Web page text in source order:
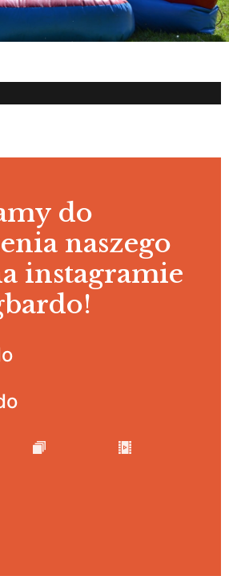
do
naszego
instagramie
!